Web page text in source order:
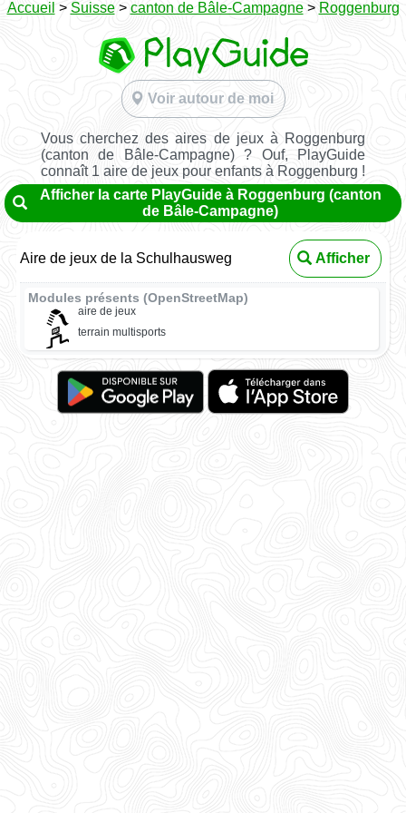
Accueil > Suisse> canton de Bâle-Campagne> Roggenburg
Voir autour de moi
Vous cherchez des aires de jeux à Roggenburg
(canton de Bâle-Campagne) ? Ouf, PlayGuide
connaît 1 aire de jeux pour enfants à Roggenburg !
Afficher la carte PlayGuide à Roggenburg (canton
de Bâle-Campagne)
Aire de jeux de la Schulhausweg Afficher
Modules présents (OpenStreetMap)
aire de jeux
terrain multisports